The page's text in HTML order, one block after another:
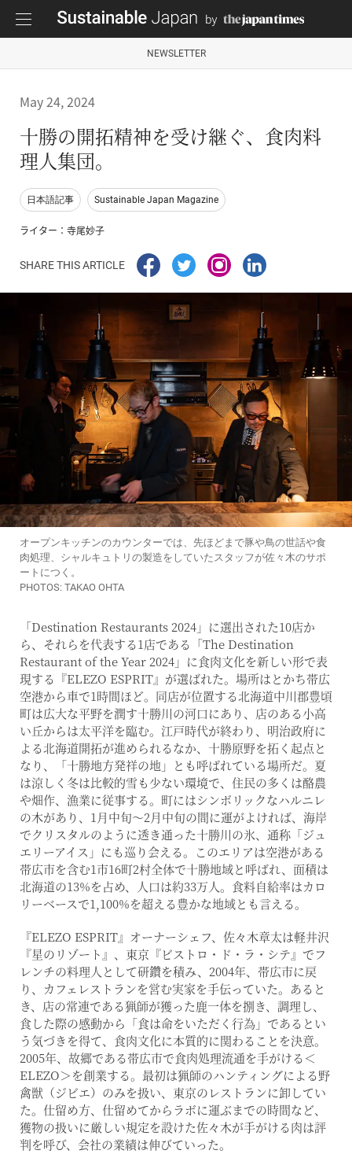
NEWSLETTER
May 24, 2024
十勝の開拓精神を受け継ぐ、食肉料
理人集団。
日本語記事 Sustainable Japan Magazine
ライター：寺尾妙子
SHARE THIS ARTICLE
オープンキッチンのカウンターでは、先ほどまで豚や鳥の世話や食
肉処理、シャルキュトリの製造をしていたスタッフが佐々木のサポ
ートにつく。
PHOTOS: TAKAO OHTA
「Destination Restaurants 2024」に選出された10店か
ら、それらを代表する1店である「The Destination
Restaurant of the Year 2024」に食肉文化を新しい形で表
現する『ELEZO ESPRIT』が選ばれた。場所はとかち帯広
空港から車で1時間ほど。同店が位置する北海道中川郡豊頃
町は広大な平野を潤す十勝川の河口にあり、店のある小高
い丘からは太平洋を臨む。江戸時代が終わり、明治政府に
よる北海道開拓が進められるなか、十勝原野を拓く起点と
なり、「十勝地方発祥の地」とも呼ばれている場所だ。夏
は涼しく冬は比較的雪も少ない環境で、住民の多くは酪農
や畑作、漁業に従事する。町にはシンボリックなハルニレ
の木があり、1月中旬〜2月中旬の間に運がよければ、海岸
でクリスタルのように透き通った十勝川の氷、通称「ジュ
エリーアイス」にも巡り会える。このエリアは空港がある
帯広市を含む1市16町2村全体で十勝地域と呼ばれ、面積は
北海道の13%を占め、人口は約33万人。食料自給率はカロ
リーベースで1,100%を超える豊かな地域とも言える。
『ELEZO ESPRIT』オーナーシェフ、佐々木章太は軽井沢
『星のリゾート』、東京『ビストロ・ド・ラ・シテ』でフ
レンチの料理人として研鑽を積み、2004年、帯広市に戻
り、カフェレストランを営む実家を手伝っていた。あると
き、店の常連である猟師が獲った鹿一体を捌き、調理し、
食した際の感動から「食は命をいただく行為」であるとい
う気づきを得て、食肉文化に本質的に関わることを決意。
2005年、故郷である帯広市で食肉処理流通を手がける＜
ELEZO＞を創業する。最初は猟師のハンティングによる野
禽獣（ジビエ）のみを扱い、東京のレストランに卸してい
た。仕留め方、仕留めてからラボに運ぶまでの時間など、
獲物の扱いに厳しい規定を設けた佐々木が手がける肉は評
判を呼び、会社の業績は伸びていった。